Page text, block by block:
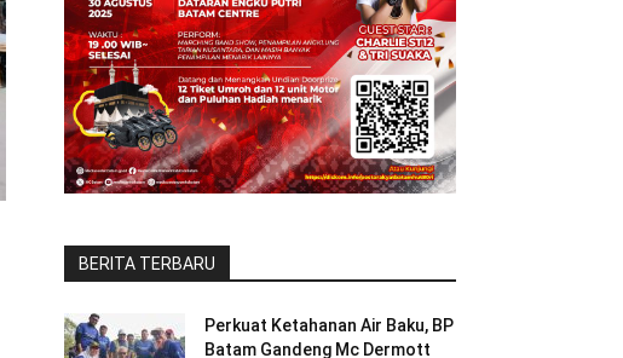
BERITA TERBARU
Perkuat Ketahanan Air Baku, BP
Batam Gandeng Mc Dermott